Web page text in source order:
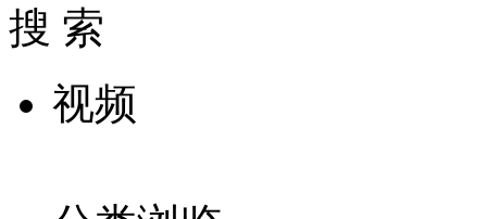
搜 索
视频